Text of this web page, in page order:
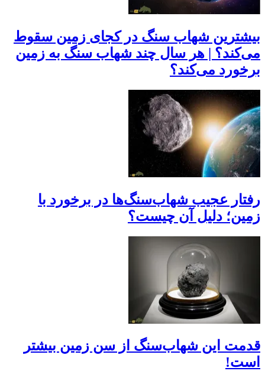
بیشترین شهاب سنگ‌ در کجای زمین سقوط
می‌کند؟ | هر سال چند شهاب سنگ به زمین
برخورد می‌کند؟
رفتار عجیب شهاب‌سنگ‌ها در برخورد با
زمین؛ دلیل آن چیست؟
قدمت این شهاب‌سنگ از سن زمین بیشتر
است!